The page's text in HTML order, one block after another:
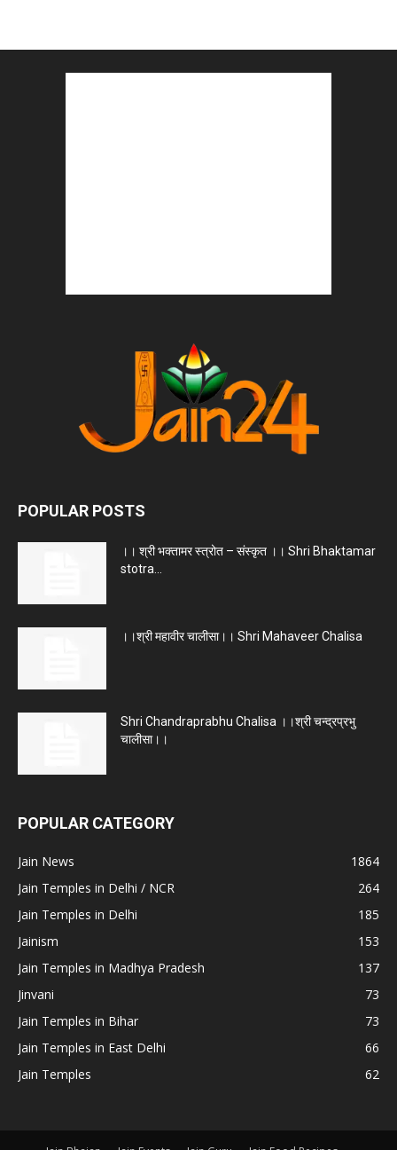
POPULAR POSTS
।। श्री भक्तामर स्त्रोत – संस्कृत ।। Shri Bhaktamar
stotra...
।।श्री महावीर चालीसा।। Shri Mahaveer Chalisa
Shri Chandraprabhu Chalisa ।।श्री चन्द्रप्रभु
चालीसा।।
POPULAR CATEGORY
Jain News
1864
Jain Temples in Delhi / NCR
264
Jain Temples in Delhi
185
Jainism
153
Jain Temples in Madhya Pradesh
137
Jinvani
73
Jain Temples in Bihar
73
Jain Temples in East Delhi
66
Jain Temples
62